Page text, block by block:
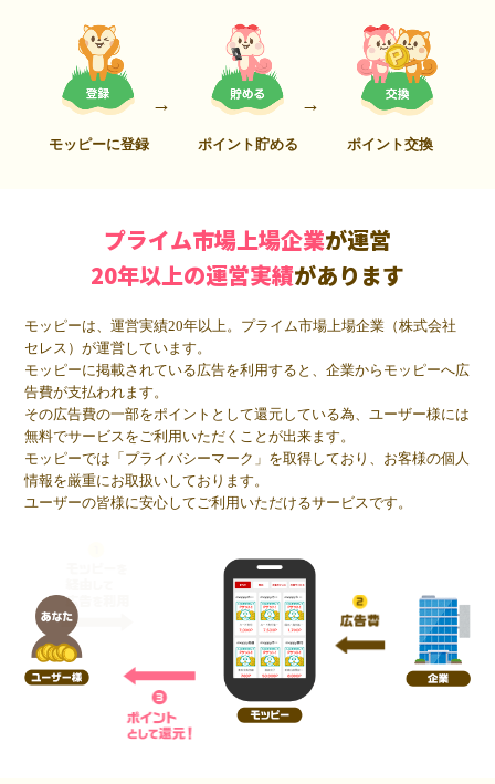
モッピーに登録 ポイント貯める ポイント交換
プライム市場上場企業が運営
20年以上の運営実績があります
モッピーは、運営実績20年以上。プライム市場上場企業（株式会社
セレス）が運営しています。
モッピーに掲載されている広告を利用すると、企業からモッピーへ広
告費が支払われます。
その広告費の一部をポイントとして還元している為、ユーザー様には
無料でサービスをご利用いただくことが出来ます。
モッピーでは「プライバシーマーク」を取得しており、お客様の個人
情報を厳重にお取扱いしております。
ユーザーの皆様に安心してご利用いただけるサービスです。